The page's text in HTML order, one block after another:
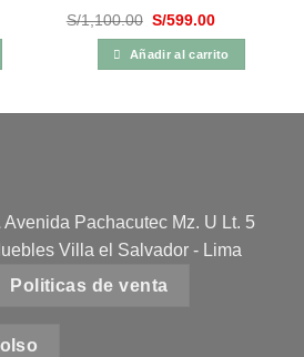
S/1,100.00 El
original
era:
S/599.00El
actual
es:
Añadir al carrito
Avenida Pachacutec Mz. U Lt. 5
Villa el Salvador - Lima
Politicas de venta